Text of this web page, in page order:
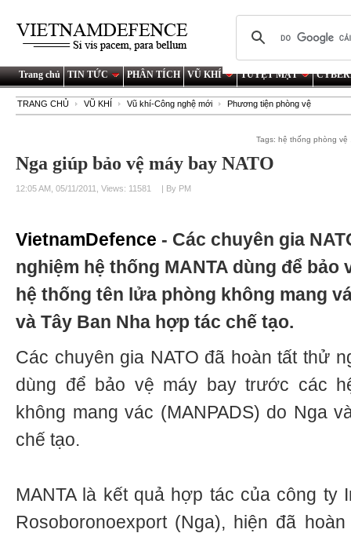
Trang chủ TIN TỨC PHÂN TÍCH VŨ KHÍ TUYỆT MẬT
TRANG CHỦ VŨ KHÍ Vũ khí-Công nghệ mới Phương tiện phòng vệ
Tags:hệ thống phòng vệ
Nga giúp bảo vệ máy bay NATO
12:05 AM, 05/11/2011, Views: 11581 | By PM
VietnamDefence - Các chuyên gia
nghiệm hệ thống MANTA dùng để
hệ thống tên lửa phòng không mang
và Tây Ban Nha hợp tác chế tạo.
Các chuyên gia NATO đã hoàn tất thử
dùng để bảo vệ máy bay trước các
không mang vác (MANPADS) do Nga
chế tạo.
MANTA là kết quả hợp tác của công ty
Rosoboronoexport (Nga), hiện đã